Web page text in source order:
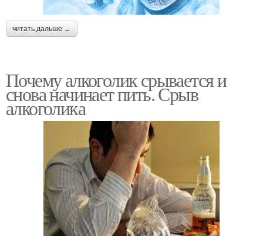
читать дальше →
Почему алкоголик срывается и
снова начинает пить. Срыв
алкоголика